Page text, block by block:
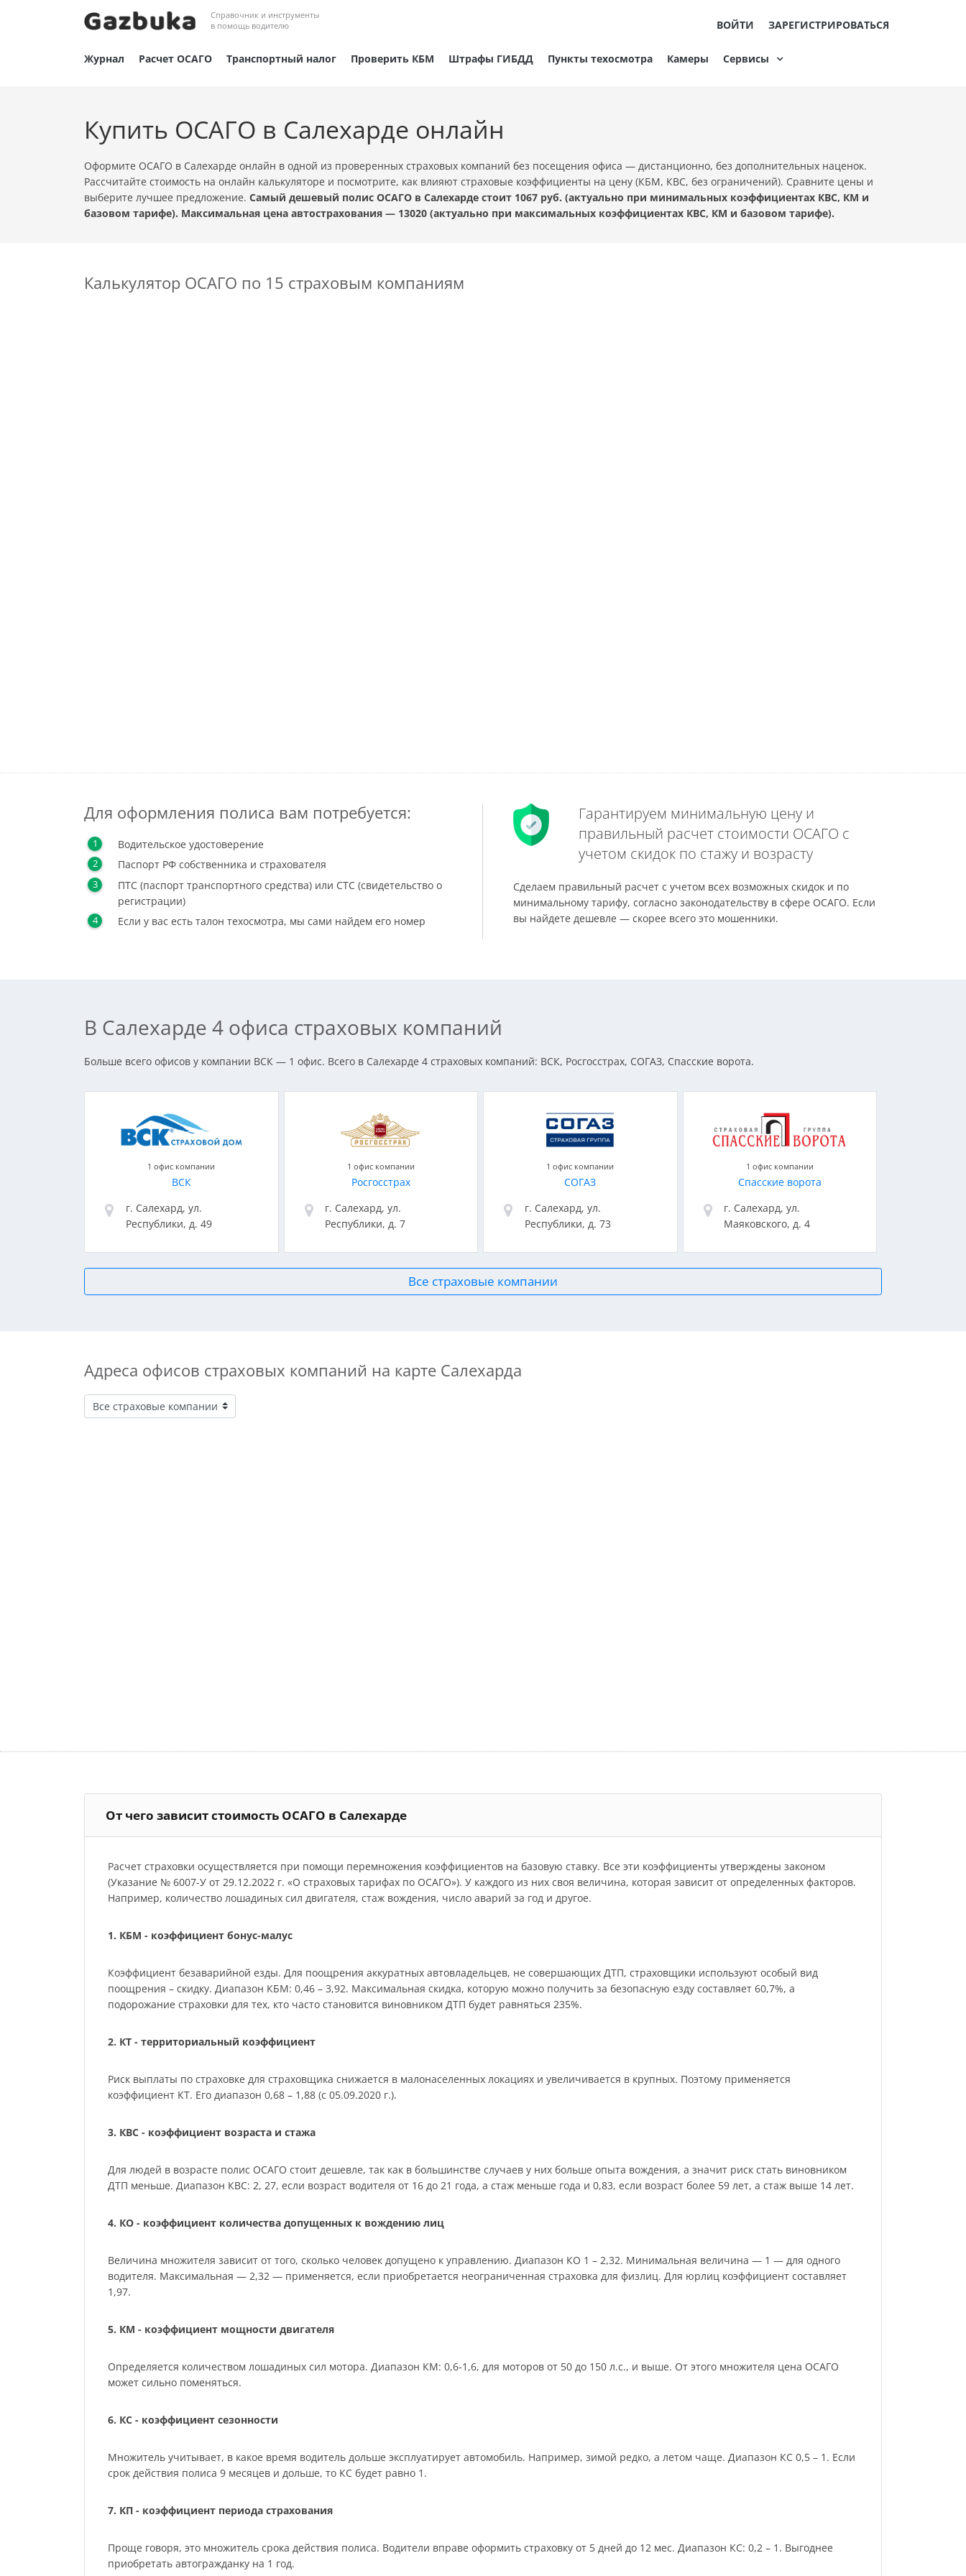
Справочник и инструменты
в помощь водителю
ВОЙТИ ЗАРЕГИСТРИРОВАТЬСЯ
Журнал Расчет ОСАГО Транспортный налог Проверить КБМ Штрафы ГИБДД Пункты техосмотра Камеры Сервисы
Купить ОСАГО в Салехарде онлайн
Оформите ОСАГО в Салехарде онлайн в одной из проверенных страховых компаний без посещения офиса — дистанционно, без дополнительных наценок.
Рассчитайте стоимость на онлайн калькуляторе и посмотрите, как влияют страховые коэффициенты на цену (КБМ, КВС, без ограничений). Сравните цены и
выберите лучшее предложение. Самый дешевый полис ОСАГО в Салехарде стоит 1067 руб. (актуально при минимальных коэффициентах КВС, КМ и
базовом тарифе). Максимальная цена автострахования — 13020 (актуально при максимальных коэффициентах КВС, КМ и базовом тарифе).
Калькулятор ОСАГО по 15 страховым компаниям
Для оформления полиса вам потребуется:
Водительское удостоверение
Паспорт РФ собственника и страхователя
ПТС (паспорт транспортного средства) или СТС (свидетельство о
регистрации)
Если у вас есть талон техосмотра, мы сами найдем его номер
Гарантируем минимальную цену и
правильный расчет стоимости ОСАГО с
учетом скидок по стажу и возрасту
Сделаем правильный расчет с учетом всех возможных скидок и по
минимальному тарифу, согласно законодательству в сфере ОСАГО. Если
вы найдете дешевле — скорее всего это мошенники.
В Салехарде 4 офиса страховых компаний
Больше всего офисов у компании ВСК — 1 офис. Всего в Салехарде 4 страховых компаний: ВСК, Росгосстрах, СОГАЗ, Спасские ворота.
1 офис компании
ВСК
г. Салехард, ул.
Республики, д. 49
1 офис компании
Росгосстрах
г. Салехард, ул.
Республики, д. 7
1 офис компании
СОГАЗ
г. Салехард, ул.
Республики, д. 73
1 офис компании
Спасские ворота
г. Салехард, ул.
Маяковского, д. 4
Все страховые компании
Адреса офисов страховых компаний на карте Салехарда
От чего зависит стоимость ОСАГО в Салехарде
Расчет страховки осуществляется при помощи перемножения коэффициентов на базовую ставку. Все эти коэффициенты утверждены законом
(Указание № 6007-У от 29.12.2022 г. «О страховых тарифах по ОСАГО»). У каждого из них своя величина, которая зависит от определенных факторов.
Например, количество лошадиных сил двигателя, стаж вождения, число аварий за год и другое.
1. КБМ - коэффициент бонус-малус
Коэффициент безаварийной езды. Для поощрения аккуратных автовладельцев, не совершающих ДТП, страховщики используют особый вид
поощрения – скидку. Диапазон КБМ: 0,46 – 3,92. Максимальная скидка, которую можно получить за безопасную езду составляет 60,7%, а
подорожание страховки для тех, кто часто становится виновником ДТП будет равняться 235%.
2. КТ - территориальный коэффициент
Риск выплаты по страховке для страховщика снижается в малонаселенных локациях и увеличивается в крупных. Поэтому применяется
коэффициент КТ. Его диапазон 0,68 – 1,88 (с 05.09.2020 г.).
3. КВС - коэффициент возраста и стажа
Для людей в возрасте полис ОСАГО стоит дешевле, так как в большинстве случаев у них больше опыта вождения, а значит риск стать виновником
ДТП меньше. Диапазон КВС: 2, 27, если возраст водителя от 16 до 21 года, а стаж меньше года и 0,83, если возраст более 59 лет, а стаж выше 14 лет.
4. КО - коэффициент количества допущенных к вождению лиц
Величина множителя зависит от того, сколько человек допущено к управлению. Диапазон КО 1 – 2,32. Минимальная величина — 1 — для одного
водителя. Максимальная — 2,32 — применяется, если приобретается неограниченная страховка для физлиц. Для юрлиц коэффициент составляет
1,97.
5. КМ - коэффициент мощности двигателя
Определяется количеством лошадиных сил мотора. Диапазон КМ: 0,6-1,6, для моторов от 50 до 150 л.с., и выше. От этого множителя цена ОСАГО
может сильно поменяться.
6. КС - коэффициент сезонности
Множитель учитывает, в какое время водитель дольше эксплуатирует автомобиль. Например, зимой редко, а летом чаще. Диапазон КС 0,5 – 1. Если
срок действия полиса 9 месяцев и дольше, то КС будет равно 1.
7. КП - коэффициент периода страхования
Проще говоря, это множитель срока действия полиса. Водители вправе оформить страховку от 5 дней до 12 мес. Диапазон КС: 0,2 – 1. Выгоднее
приобретать автогражданку на 1 год.